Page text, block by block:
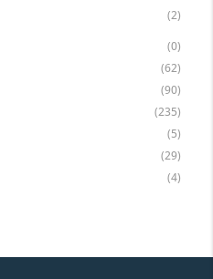
(2)
(62)
(90)
(235)
(5)
(29)
(4)
(0)